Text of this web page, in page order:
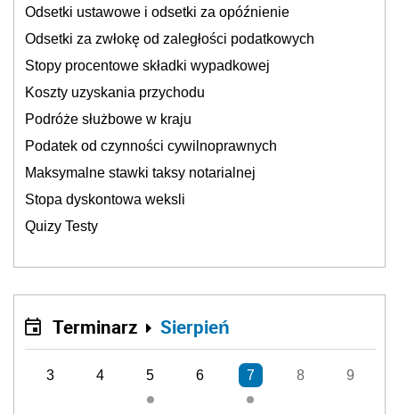
Odsetki ustawowe i odsetki za opóźnienie
Odsetki za zwłokę od zaległości podatkowych
Stopy procentowe składki wypadkowej
Koszty uzyskania przychodu
Podróże służbowe w kraju
Podatek od czynności cywilnoprawnych
Maksymalne stawki taksy notarialnej
Stopa dyskontowa weksli
Quizy Testy
Terminarz Sierpień
3 4 5 6 7 8 9